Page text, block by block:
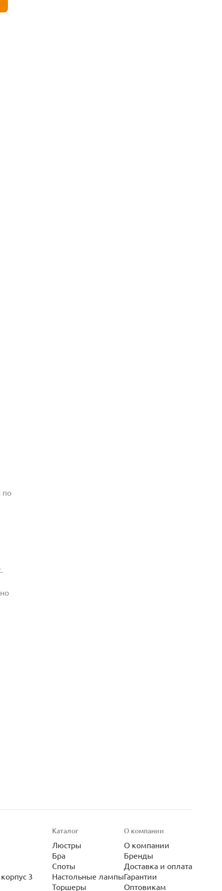
по
3
Каталог
Люстры
Бра
Споты
Настольные лампы
Торшеры
О компании
О компании
Бренды
Доставка и оплата
Гарантии
Оптовикам